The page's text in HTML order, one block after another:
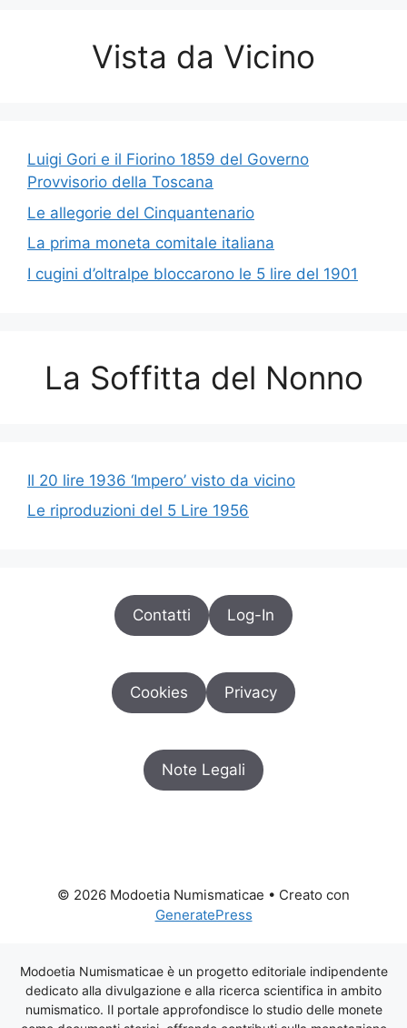
Vista da Vicino
Luigi Gori e il Fiorino 1859 del Governo
Provvisorio della Toscana
Le allegorie del Cinquantenario
La prima moneta comitale italiana
I cugini d’oltralpe bloccarono le 5 lire del 1901
La Soffitta del Nonno
Il 20 lire 1936 ‘Impero’ visto da vicino
Le riproduzioni del 5 Lire 1956
Contatti Log-In
Cookies Privacy
Note Legali
© 2026 Modoetia Numismaticae • Creato con
GeneratePress
Modoetia Numismaticae è un progetto editoriale indipendente
dedicato alla divulgazione e alla ricerca scientifica in ambito
numismatico. Il portale approfondisce lo studio delle monete